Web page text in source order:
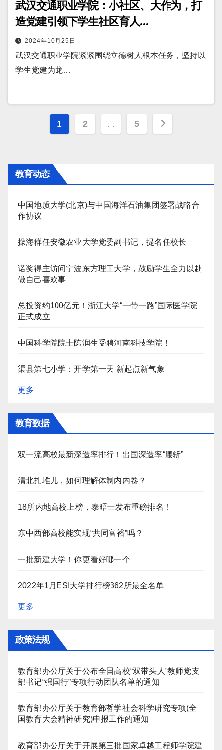
武汉交通职业学院：小社区、大作为，打
造党建引领下学生社区育人…
2024年10月25日
武汉交通职业学院紧紧围绕立德树人根本任务，坚持以
学生党建为龙…
文
分
页
1 2 … 5
教育动态
中国地质大学(北京)与中国海洋石油集团签署战略合
作协议
操海群任安徽农业大学党委副书记，提名任校长
诺奖得主访问宁波东方理工大学，鼓励学生全力以赴
做自己喜欢事
总投资约100亿元！浙江大学“一带一路”国际医学院
正式成立
中国科学院院士陈润生受聘河南科技学院！
渠县第七小学：开学第一天 新起点新气象
更多
教育数据
双一流高校最新深造率排行！出国深造率“腰斩”
清北扎堆儿，如何理解体制内内卷？
18所内地高校上榜，泰晤士发布重磅排名！
东中西部高校能实现“共同富裕”吗？
一批新建大学！你更看好哪一个
2022年1月ESI大学排行榜362所最全名单
更多
政策法规
教育部办公厅关于公布全国高校“双带头人”教师党支
部书记“强国行”专项行动团队名单的通知
教育部办公厅关于教育部哲学社会科学研究专项(全
国教育大会精神研究)申报工作的通知
教育部办公厅关于开展第三批国家卓越工程师学院建